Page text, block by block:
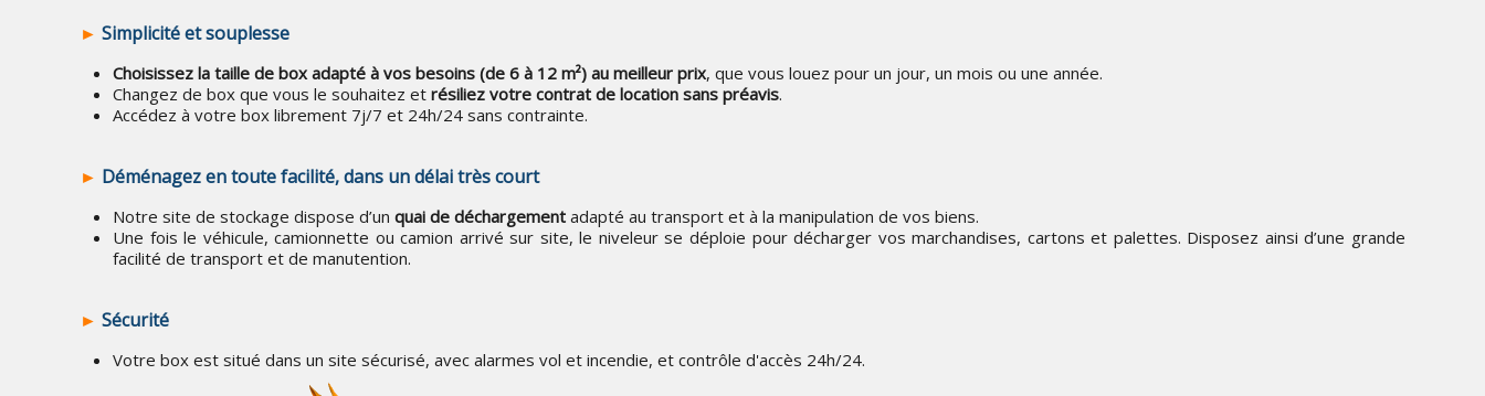
► Simplicité et souplesse
Choisissez la taille de box adapté à vos besoins (de 6 à 12 m²) au meilleur prix, que vous louez pour un jour, un mois ou une année.
Changez de box que vous le souhaitez et résiliez votre contrat de location sans préavis.
Accédez à votre box librement 7j/7 et 24h/24 sans contrainte.
► Déménagez en toute facilité, dans un délai très court
Notre site de stockage dispose d’un quai de déchargement adapté au transport et à la manipulation de vos biens.
Une fois le véhicule, camionnette ou camion arrivé sur site, le niveleur se déploie pour décharger vos marchandises, cartons et palettes. Disposez ainsi d’une grande
facilité de transport et de manutention.
► Sécurité
Votre box est situé dans un site sécurisé, avec alarmes vol et incendie, et contrôle d'accès 24h/24.